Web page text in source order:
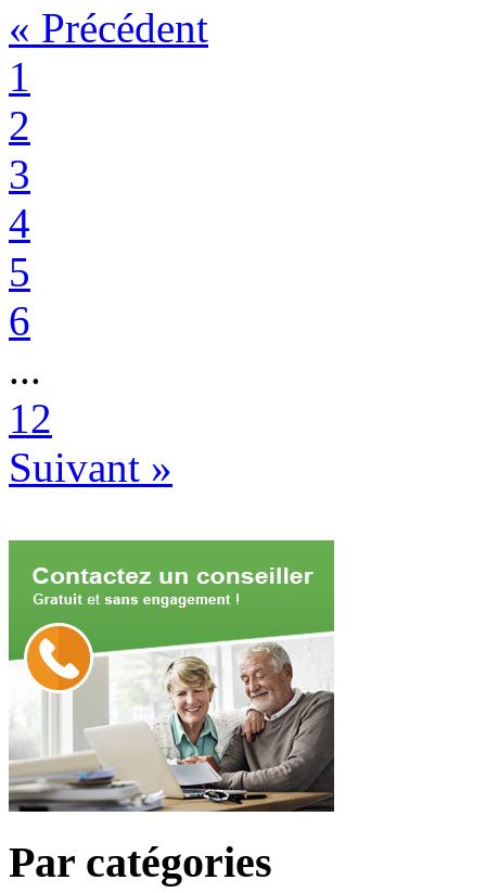
« Précédent
1
2
3
4
5
6
...
12
Suivant »
Par catégories